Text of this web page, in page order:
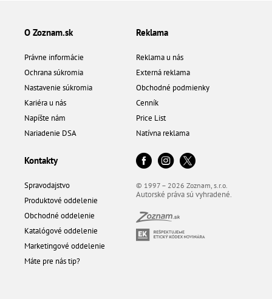
O Zoznam.sk
Právne informácie
Ochrana súkromia
Nastavenie súkromia
Kariéra u nás
Napíšte nám
Nariadenie DSA
Reklama
Reklama u nás
Externá reklama
Obchodné podmienky
Cenník
Price List
Natívna reklama
Kontakty
Spravodajstvo
Produktové oddelenie
Obchodné oddelenie
Katalógové oddelenie
Marketingové oddelenie
Máte pre nás tip?
© 1997 – 2026 Zoznam, s.r.o.
Autorské práva sú vyhradené.